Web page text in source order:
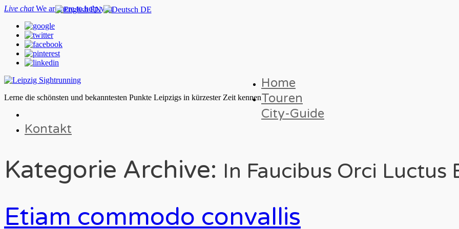
Live chatWe are here to help you
Lerne die schönsten und bekanntesten Punkte Leipzigs in kürzester Zeit kennen
Home
Touren
City-Guide
Kontakt
Kategorie Archive: In Faucibus Orci Luctus
Etiam commodo convallis
EN DE